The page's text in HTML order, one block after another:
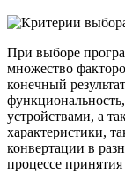
При выборе
множество
конечный
устройствами, а
характеристики,
конвертации в
процессе